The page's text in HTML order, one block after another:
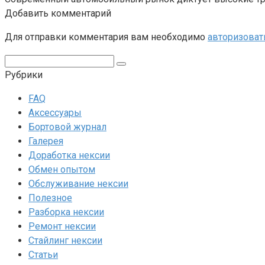
Добавить комментарий
Для отправки комментария вам необходимо
Рубрики
FAQ
Аксессуары
Бортовой журнал
Галерея
Доработка нексии
Обмен опытом
Обслуживание нексии
Полезное
Разборка нексии
Ремонт нексии
Стайлинг нексии
Статьи